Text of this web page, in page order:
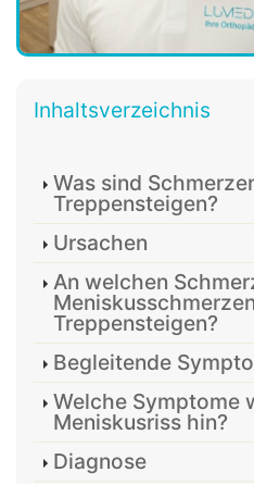
Inhaltsverzeichnis
Was sind
Treppensteigen?
Ursachen
An welchen
Treppensteigen?
Begleitende
Welche Symptome
Meniskusriss hin?
Diagnose